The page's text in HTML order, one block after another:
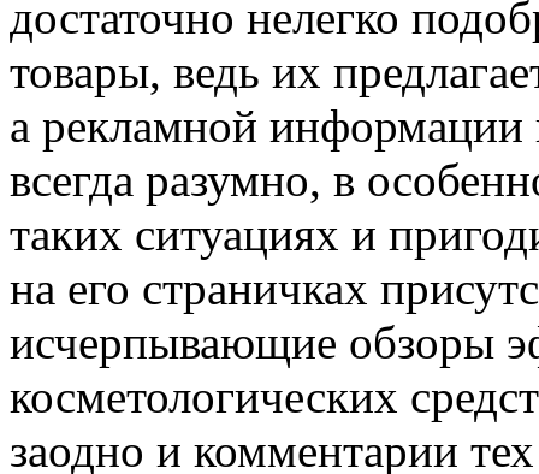
достаточно нелегко
товары, ведь их
а рекламной информации
всегда разумно, в
таких ситуациях и
на его страничках
исчерпывающие обзоры
косметологических
заодно и комментарии